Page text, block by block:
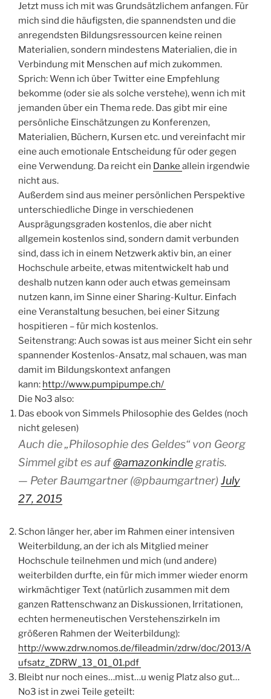
Jetzt muss ich mit was Grundsätzlichem anfangen. Für
mich sind die häufigsten, die spannendsten und die
anregendsten Bildungsressourcen keine reinen
Materialien, sondern mindestens Materialien, die in
Verbindung mit Menschen auf mich zukommen.
Sprich: Wenn ich über Twitter eine Empfehlung
bekomme (oder sie als solche verstehe), wenn ich mit
jemanden über ein Thema rede. Das gibt mir eine
persönliche Einschätzungen zu Konferenzen,
Materialien, Büchern, Kursen etc. und vereinfacht mir
eine auch emotionale Entscheidung für oder gegen
eine Verwendung. Da reicht ein Danke allein irgendwie
nicht aus.
Außerdem sind aus meiner persönlichen Perspektive
unterschiedliche Dinge in verschiedenen
Ausprägungsgraden kostenlos, die aber nicht
allgemein kostenlos sind, sondern damit verbunden
sind, dass ich in einem Netzwerk aktiv bin, an einer
Hochschule arbeite, etwas mitentwickelt hab und
deshalb nutzen kann oder auch etwas gemeinsam
nutzen kann, im Sinne einer Sharing-Kultur. Einfach
eine Veranstaltung besuchen, bei einer Sitzung
hospitieren – für mich kostenlos.
Seitenstrang: Auch sowas ist aus meiner Sicht ein sehr
spannender Kostenlos-Ansatz, mal schauen, was man
damit im Bildungskontext anfangen
kann: http://www.pumpipumpe.ch/
Die No3 also:
Das ebook von Simmels Philosophie des Geldes (noch
nicht gelesen)
Auch die „Philosophie des Geldes“ von Georg
Simmel gibt es auf@amazonkindlegratis.
— Peter Baumgartner (@pbaumgartner) July
27, 2015
Schon länger her, aber im Rahmen einer intensiven
Weiterbildung, an der ich als Mitglied meiner
Hochschule teilnehmen und mich (und andere)
weiterbilden durfte, ein für mich immer wieder enorm
wirkmächtiger Text (natürlich zusammen mit dem
ganzen Rattenschwanz an Diskussionen, Irritationen,
echten hermeneutischen Verstehenszirkeln im
größeren Rahmen der Weiterbildung):
http://www.zdrw.nomos.de/fileadmin/zdrw/doc/2013/A
ufsatz_ZDRW_13_01_01.pdf
Bleibt nur noch eines…mist…u wenig Platz also gut…
No3 ist in zwei Teile geteilt: